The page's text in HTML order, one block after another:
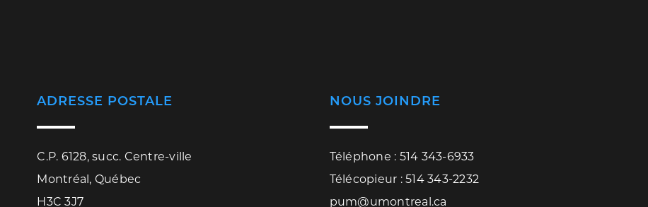
ADRESSE POSTALE
C.P. 6128, succ. Centre-ville
Montréal, Québec
H3C 3J7
NOUS JOINDRE
Téléphone : 514 343-6933
Télécopieur : 514 343-2232
pum@umontreal.ca